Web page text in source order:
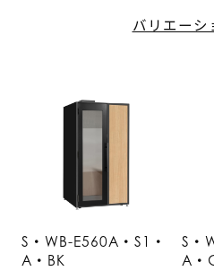
バリエーシ
S・WB-E560A・S1・
A・BK
S・
A・